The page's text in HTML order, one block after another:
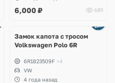
6,000 ₽ 689
Замок капота с тросом
Volkswagen Polo 6R
6R1823509F +4
VW
4 года назад